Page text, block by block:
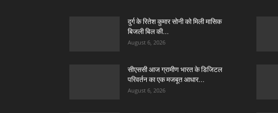
दुर्ग के रितेश कुमार सोनी को मिली मासिक
बिजली बिल की...
August 6, 2026
सीएससी आज ग्रामीण भारत के डिजिटल
परिवर्तन का एक मजबूत आधार...
August 6, 2026